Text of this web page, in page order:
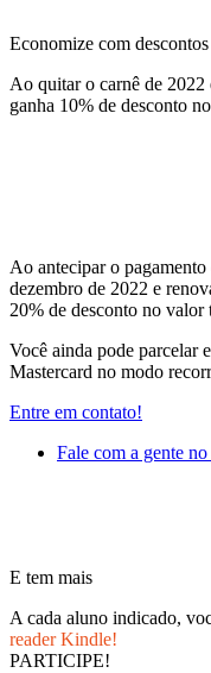
Economize com descontos
Ao quitar o carnê de
ganha 10% de desconto
Ao antecipar o
dezembro de 2022 e
20% de desconto no valor
Você ainda pode parcelar
Mastercard no modo
Entre em contato!
Fale com a gente
E tem mais
A cada aluno indicado,
reader Kindle!
PARTICIPE!